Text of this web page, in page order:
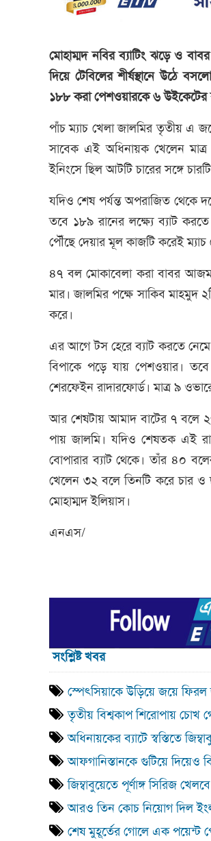
মোহাম্মদ নবির ব্যাটিং ঝড়ে ও
দিয়ে টেবিলের শীর্ষস্থানে উঠে
১৮৮ করা পেশওয়ারকে ৬ উইকেটের
পাঁচ ম্যাচ খেলা জালমির তৃতীয় এ
সাবেক এই অধিনায়ক খেলেন
ইনিংসে ছিল আটটি চারের সঙ্গে
যদিও শেষ পর্যন্ত অপরাজিত থেকে
তবে ১৮৯ রানের লক্ষ্যে ব্যাট
পৌঁছে দেয়ার মূল কাজটি করেই ম্যাচ
৪৭ বল মোকাবেলা করা বাবর আজম
মার। জালমির পক্ষে সাকিব মাহমুদ
করে।
এর আগে টস হেরে ব্যাট করতে
বিপাকে পড়ে যায় পেশওয়ার।
শেরফেইন রাদারফোর্ড। মাত্র ৯
আর শেষটায় আমাদ বাটের ৭ বলে
পায় জালমি। যদিও শেষতক এই
বোপারার ব্যাট থেকে। তাঁর ৪০
খেলেন ৩২ বলে তিনটি করে চার ও
মোহাম্মদ ইলিয়াস।
এনএস/
সংশ্লিষ্ট খবর
স্পেৎসিয়াকে উড়িয়ে জয়ে ফিরল
তৃতীয় বিশ্বকাপ শিরোপায় চোখ
অধিনায়কের ব্যাটে স্বস্তিতে
আফগানিস্তানকে গুটিয়ে দিয়েও
জিম্বাবুয়েতে পূর্ণাঙ্গ সিরিজ
আরও তিন কোচ নিয়োগ দিল
শেষ মুহূর্তের গোলে এক পয়েন্ট